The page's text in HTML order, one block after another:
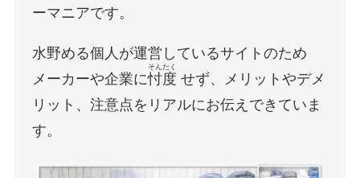
ーマニアです。
水野める個人が運営しているサイトのため
メーカーや企業に忖度
そんたく
せず、メリットやデメ
リット、注意点をリアルにお伝えできていま
す。